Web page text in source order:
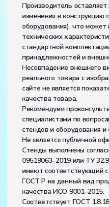
Производитель
изменения в конструкцию
оборудования), что
технических
стандартной
принадлежностей и
Несовпадение внешнего
реального товара с
сайте не является
качества товара.
Рекомендуем
специалистами по
стендов и оборудования и
Не является публичной
Стенды выполнены
09519063–2019 или ТУ
имеют соответствующий
ГОСТ Р на данный вид
качества ИСО 9001–2015.
Соответствует ГОСТ